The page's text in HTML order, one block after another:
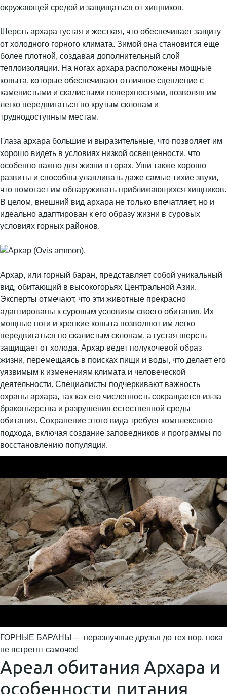
окружающей средой и защищаться от хищников.
Шерсть архара густая и жесткая, что обеспечивает защиту
от холодного горного климата. Зимой она становится еще
более плотной, создавая дополнительный слой
теплоизоляции. На ногах архара расположены мощные
копыта, которые обеспечивают отличное сцепление с
каменистыми и скалистыми поверхностями, позволяя им
легко передвигаться по крутым склонам и
труднодоступным местам.
Глаза архара большие и выразительные, что позволяет им
хорошо видеть в условиях низкой освещенности, что
особенно важно для жизни в горах. Уши также хорошо
развиты и способны улавливать даже самые тихие звуки,
что помогает им обнаруживать приближающихся хищников.
В целом, внешний вид архара не только впечатляет, но и
идеально адаптирован к его образу жизни в суровых
условиях горных районов.
Архар, или горный баран, представляет собой уникальный
вид, обитающий в высокогорьях Центральной Азии.
Эксперты отмечают, что эти животные прекрасно
адаптированы к суровым условиям своего обитания. Их
мощные ноги и крепкие копыта позволяют им легко
передвигаться по скалистым склонам, а густая шерсть
защищает от холода. Архар ведет полукочевой образ
жизни, перемещаясь в поисках пищи и воды, что делает его
уязвимым к изменениям климата и человеческой
деятельности. Специалисты подчеркивают важность
охраны архара, так как его численность сокращается из-за
браконьерства и разрушения естественной среды
обитания. Сохранение этого вида требует комплексного
подхода, включая создание заповедников и программы по
восстановлению популяции.
ГОРНЫЕ БАРАНЫ — неразлучные друзья до тех пор, пока
не встретят самочек!
Ареал обитания Архара и
особенности питания